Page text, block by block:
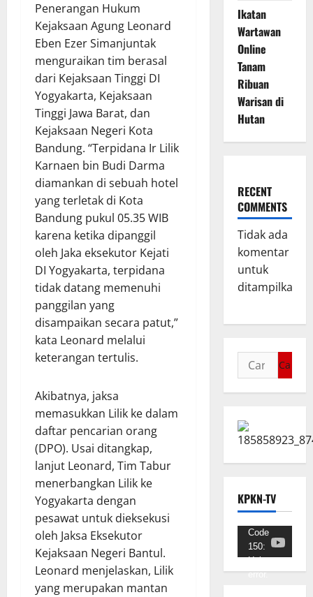
Penerangan Hukum
Kejaksaan Agung Leonard
Eben Ezer Simanjuntak
menguraikan tim berasal
dari Kejaksaan Tinggi DI
Yogyakarta, Kejaksaan
Tinggi Jawa Barat, dan
Kejaksaan Negeri Kota
Bandung. “Terpidana Ir Lilik
Karnaen bin Budi Darma
diamankan di sebuah hotel
yang terletak di Kota
Bandung pukul 05.35 WIB
karena ketika dipanggil
oleh Jaka eksekutor Kejati
DI Yogyakarta, terpidana
tidak datang memenuhi
panggilan yang
disampaikan secara patut,”
kata Leonard melalui
keterangan tertulis.
Akibatnya, jaksa
memasukkan Lilik ke dalam
daftar pencarian orang
(DPO). Usai ditangkap,
lanjut Leonard, Tim Tabur
menerbangkan Lilik ke
Yogyakarta dengan
pesawat untuk dieksekusi
oleh Jaksa Eksekutor
Kejaksaan Negeri Bantul.
Leonard menjelaskan, Lilik
yang merupakan mantan
Ikatan
Wartawan
Online
Tanam
Ribuan
Warisan di
Hutan
RECENT
COMMENTS
Tidak ada
komentar
untuk
ditampilkan.
KPKN-TV
Pemutar
Video
Code
150:
Unknown
error.